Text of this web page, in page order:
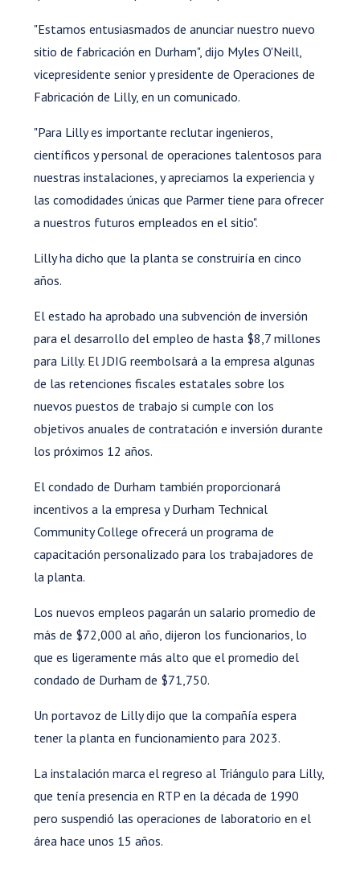
"Estamos entusiasmados de anunciar nuestro nuevo
sitio de fabricación en Durham", dijo Myles O'Neill,
vicepresidente senior y presidente de Operaciones de
Fabricación de Lilly, en un comunicado.
"Para Lilly es importante reclutar ingenieros,
científicos y personal de operaciones talentosos para
nuestras instalaciones, y apreciamos la experiencia y
las comodidades únicas que Parmer tiene para ofrecer
a nuestros futuros empleados en el sitio".
Lilly ha dicho que la planta se construiría en cinco
años.
El estado ha aprobado una subvención de inversión
para el desarrollo del empleo de hasta $8,7 millones
para Lilly. El JDIG reembolsará a la empresa algunas
de las retenciones fiscales estatales sobre los
nuevos puestos de trabajo si cumple con los
objetivos anuales de contratación e inversión durante
los próximos 12 años.
El condado de Durham también proporcionará
incentivos a la empresa y Durham Technical
Community College ofrecerá un programa de
capacitación personalizado para los trabajadores de
la planta.
Los nuevos empleos pagarán un salario promedio de
más de $72,000 al año, dijeron los funcionarios, lo
que es ligeramente más alto que el promedio del
condado de Durham de $71,750.
Un portavoz de Lilly dijo que la compañía espera
tener la planta en funcionamiento para 2023.
La instalación marca el regreso al Triángulo para Lilly,
que tenía presencia en RTP en la década de 1990
pero suspendió las operaciones de laboratorio en el
área hace unos 15 años.